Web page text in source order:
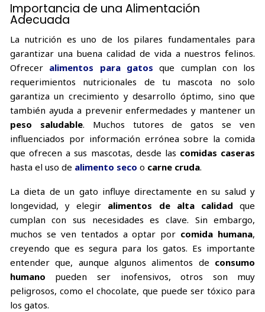
Importancia de una Alimentación
Adecuada
La nutrición es uno de los pilares fundamentales para
garantizar una buena calidad de vida a nuestros felinos.
Ofrecer alimentos para gatos que cumplan con los
requerimientos nutricionales de tu mascota no solo
garantiza un crecimiento y desarrollo óptimo, sino que
también ayuda a prevenir enfermedades y mantener un
peso saludable. Muchos tutores de gatos se ven
influenciados por información errónea sobre la comida
que ofrecen a sus mascotas, desde las comidas caseras
hasta el uso de alimento seco o carne cruda.
La dieta de un gato influye directamente en su salud y
longevidad, y elegir alimentos de alta calidad que
cumplan con sus necesidades es clave. Sin embargo,
muchos se ven tentados a optar por comida humana,
creyendo que es segura para los gatos. Es importante
entender que, aunque algunos alimentos de consumo
humano pueden ser inofensivos, otros son muy
peligrosos, como el chocolate, que puede ser tóxico para
los gatos.